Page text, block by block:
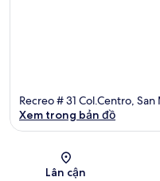
Recreo # 31 Col.Centro,
Xem trong bản đồ
Lân cận